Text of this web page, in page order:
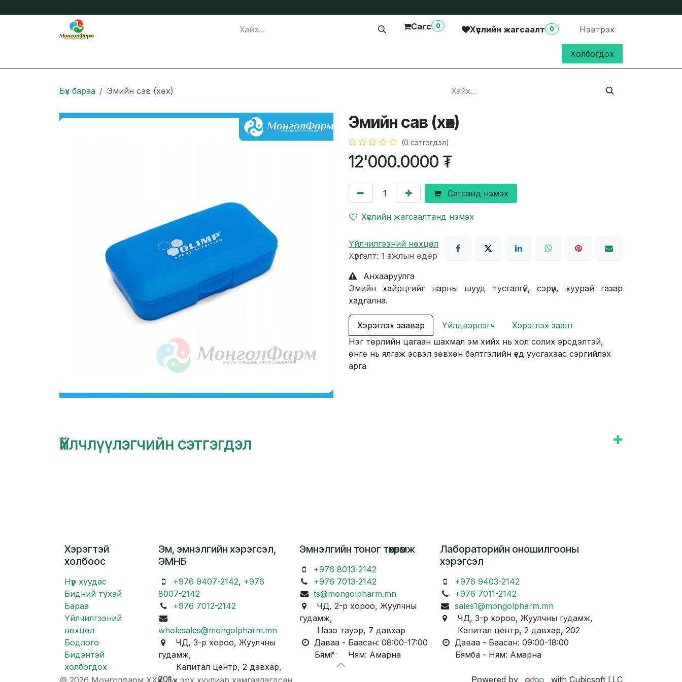
Сагс 0 Хүслийн жагсаалт 0 Нэвтрэх
Холбогдох
Бүх бараа Эмийн сав (хөх)
Эмийн сав (хөх)
(0 сэтгэгдэл)
12'000.0000 ₮
Сагсанд нэмэх
Хүслийн жагсаалтанд нэмэх
Үйлчилгээний нөхцөл
Хүргэлт: 1 ажлын өдөр
Анхааруулга
Эмийн хайрцгийг нарны шууд тусгалгүй, сэрүүн, хуурай газар
хадгална.
Хэрэглэх заавар Үйлдвэрлэгч
Хэрэглэх заалт
Нэг төрлийн цагаан шахмал эм хийх нь хол солих эрсдэлтэй,
өнгө нь ялгаж эсвэл зөвхөн бэлтгэлийн үед уусгахаас сэргийлэх
арга
Үйлчлүүлэгчийн сэтгэгдэл
Хэрэгтэй
холбоос
Нүүр хуудас
Бидний тухай
Бараа
Үйлчилгээний
нөхцөл
Бодлого
Бидэнтэй
холбогдох
Эм, эмнэлгийн хэрэгсэл,
ЭМНБ
+976 9407-2142, +976
8007-2142
+976 7012-2142
wholesales@mongolpharm.mn
ЧД, 3-р хороо, Жуулчны
гудамж,
Капитал центр, 2 давхар,
201
Лабораторийн оношилгооны
хэрэгсэл
+976 9403-2142
+976 7011-2142
sales1@mongolpharm.mn
ЧД, 3-р хороо, Жуулчны гудамж,
Капитал центр, 2 давхар, 202
Даваа - Баасан: 09:00-18:00
Бямба - Ням: Амарна
Эмнэлгийн тоног төхөөрөмж
+976 8013-2142
+976 7013-2142
ts@mongolpharm.mn
ЧД, 2-р хороо, Жуулчны
гудамж,
Назо тауэр, 7 давхар
Даваа - Баасан: 08:00-17:00
Бямба - Ням: Амарна
© 2026 Монголфарм ХХК. Бүх эрх хуулиар хамгаалагдсан. Powered by with Cubicsoft LLC